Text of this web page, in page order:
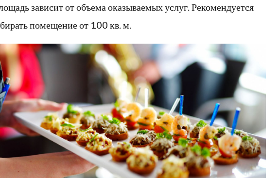
зависит от объема оказываемых услуг. Рекомендуется
помещение от 100 кв. м.